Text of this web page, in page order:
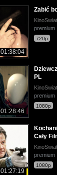
01:38:04
Zabić
KinoSwiat
premium
720p
01:28:46
PL
KinoSwiat
premium
1080p
01:27:19
Cały
KinoSwiat
premium
1080p